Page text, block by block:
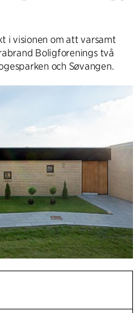
i visionen om att varsamt
Boligforenings två
och Søvangen.